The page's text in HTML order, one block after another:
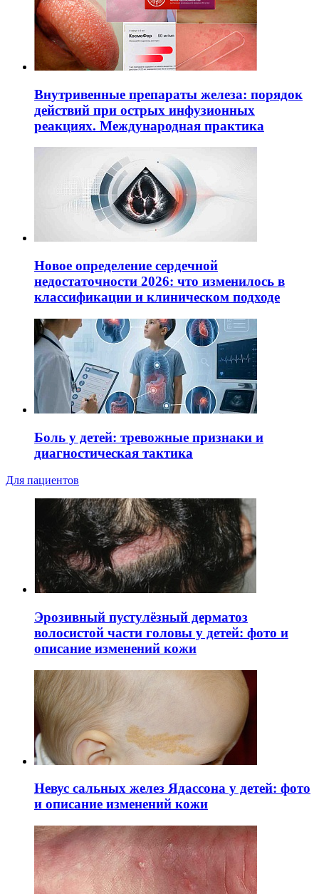
Внутривенные препараты железа: порядок
действий при острых инфузионных
реакциях. Международная практика
Новое определение сердечной
недостаточности 2026: что изменилось в
классификации и клиническом подходе
Боль у детей: тревожные признаки и
диагностическая тактика
Для пациентов
Эрозивный пустулёзный дерматоз
волосистой части головы у детей: фото и
описание изменений кожи
Невус сальных желез Ядассона у детей: фото
и описание изменений кожи